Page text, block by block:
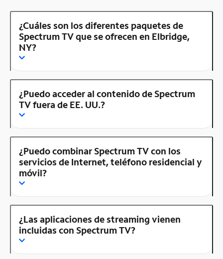
¿Cuáles son los diferentes paquetes de
Spectrum TV que se ofrecen en Elbridge,
NY?
¿Puedo acceder al contenido de Spectrum
TV fuera de EE. UU.?
¿Puedo combinar Spectrum TV con los
servicios de Internet, teléfono residencial y
móvil?
¿Las aplicaciones de streaming vienen
incluidas con Spectrum TV?